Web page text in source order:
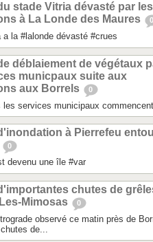
stade Vitria dévasté par les
à La Londe des Maures
0
a la #lalonde dévasté #crues
déblaiement de végétaux
municpaux suite aux
aux Borrels
0
les services municipaux
à Pierrefeu
0
devenu une île #var
chutes de
Mimosas
0
observé ce matin près de
de...